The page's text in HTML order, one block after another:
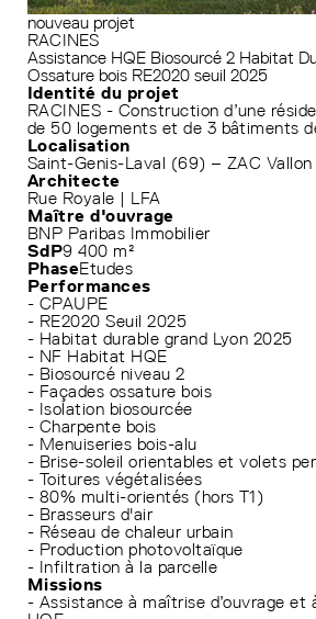
nouveau projet
RACINES
Assistance HQE Biosourcé 2 Habitat
Ossature bois RE2020 seuil 2025
Identité du projet
RACINES - Construction d’une
de 50 logements et de 3 bâtiments
Localisation
Saint-Genis-Laval (69) – ZAC
Architecte
Rue Royale | LFA
Maître d'ouvrage
BNP Paribas Immobilier
SdP9 400 m²
PhaseEtudes
Performances
- CPAUPE
- RE2020 Seuil 2025
- Habitat durable grand Lyon 2025
- NF Habitat HQE
- Biosourcé niveau 2
- Façades ossature bois
- Isolation biosourcée
- Charpente bois
- Menuiseries bois-alu
- Brise-soleil orientables et volets
- Toitures végétalisées
- 80% multi-orientés (hors T1)
- Brasseurs d'air
- Réseau de chaleur urbain
- Production photovoltaïque
- Infiltration à la parcelle
Missions
- Assistance à maîtrise d’ouvrage et